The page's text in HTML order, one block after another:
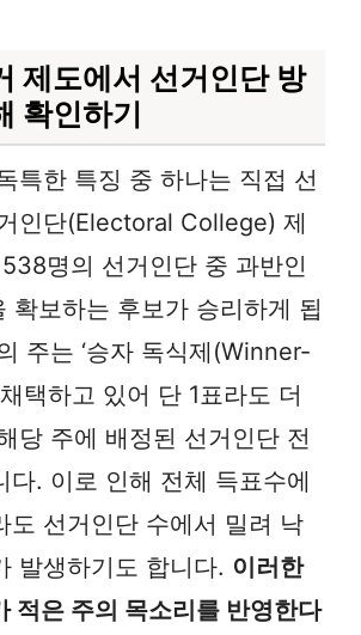
제도에서 선거인단 방
확인하기
특한 특징 중 하나는 직접 선
인단(Electoral College) 제
명의 선거인단 중 과반인
확보하는 후보가 승리하게 됩
주는 ‘승자 독식제(Winner-
택하고 있어 단 1표라도 더
당 주에 배정된 선거인단 전
다. 이로 인해 전체 득표수에
도 선거인단 수에서 밀려 낙
발생하기도 합니다. 이러한
적은 주의 목소리를 반영한다